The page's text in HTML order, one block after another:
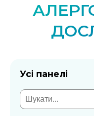
Усі панелі